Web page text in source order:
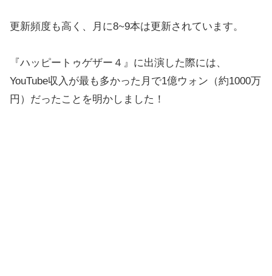
更新頻度も高く、月に8~9本は更新されています。
『ハッピートゥゲザー４』に出演した際には、
YouTube収入が最も多かった月で1億ウォン（約1000万
円）だったことを明かしました！